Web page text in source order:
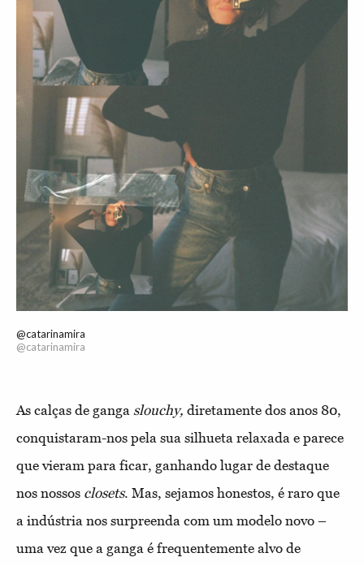
@catarinamira
@catarinamira
As calças de ganga slouchy, diretamente dos anos 80,
conquistaram-nos pela sua silhueta relaxada e parece
que vieram para ficar, ganhando lugar de destaque
nos nossos closets. Mas, sejamos honestos, é raro que
a indústria nos surpreenda com um modelo novo –
uma vez que a ganga é frequentemente alvo de